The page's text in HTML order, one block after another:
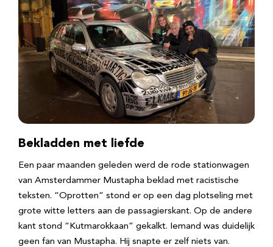
Bekladden met liefde
Een paar maanden geleden werd de rode stationwagen
van Amsterdammer Mustapha beklad met racistische
teksten. “Oprotten” stond er op een dag plotseling met
grote witte letters aan de passagierskant. Op de andere
kant stond “Kutmarokkaan” gekalkt. Iemand was duidelijk
geen fan van Mustapha. Hij snapte er zelf niets van.